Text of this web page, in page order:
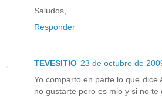
Saludos,
Responder
TEVESITIO 23 de octubre de
Yo comparto en parte lo que dice
no gustarte pero es mio y si no te